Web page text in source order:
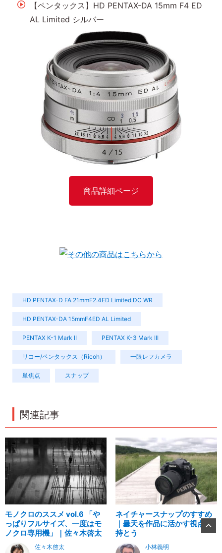
【ペンタックス】HD PENTAX-DA 15mm F4 ED
AL Limited シルバー
商品詳細ページ
HD PENTAX-D FA 21mmF2.4ED Limited DC WR
HD PENTAX-DA 15mmF4ED AL Limited
PENTAX K-1 Mark II PENTAX K-3 Mark III
リコー/ペンタックス（Ricoh） 一眼レフカメラ
単焦点 スナップ
関連記事
モノクロのススメ vol.6 「や
っぱりフルサイズ、一度はモ
ノクロ専用機」｜佐々木啓太
佐々木啓太
ネイチャースナップのすすめ
｜曇天を作品に活かす視点を
持とう
小林義明